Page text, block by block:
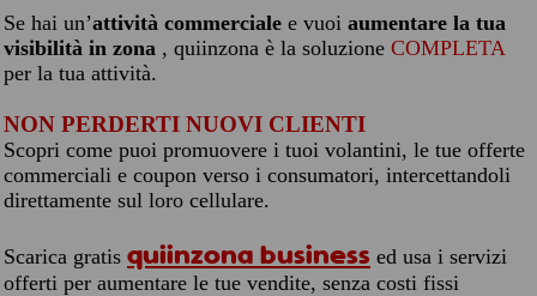
Se hai un’attività commerciale e vuoi aumentare la tua
visibilità in zona , quiinzona è la soluzione COMPLETA
per la tua attività.
NON PERDERTI NUOVI CLIENTI
Scopri come puoi promuovere i tuoi volantini, le tue offerte
commerciali e coupon verso i consumatori, intercettandoli
direttamente sul loro cellulare.
Scarica gratis quiinzona business ed usa i servizi
offerti per aumentare le tue vendite, senza costi fissi